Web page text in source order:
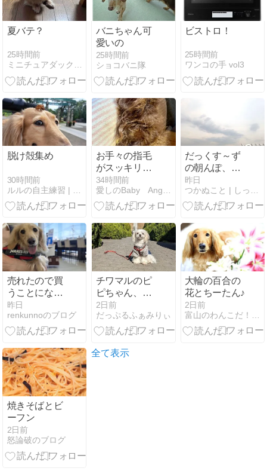
夏バテ？
25時間前
ミニチュアダックス・メルロコ一家の横須賀ストーリー
バニちゃん可
愛いの
25時間前
ショコバニ隊
ビストロ！
25時間前
ワンコの手 vol3
脱け殻集め
30時間前
お手々の指毛
がスッキリし
ました！ あん
よの指毛
は。。
34時間前
愛しのBaby Angels
だっくす～ず
の朝んぽ、久
しぶりに長野
らしい涼しい
朝でした！
昨日
つかぬこと | しっぽの振れる音と日々の「つかぬこと」
売れたので買
うことになり
ました
昨日
renkunnoのブログ
チワマルのピ
ピちゃん、横
浜港シンボル
タワーへ☆彡
2日前
だっぷるふぁみりぃ
大輪の百合の
花とちーたん♪
2日前
富山のわんこだ！ぼん！2
焼きそばとビ
ーフン
2日前
怒論破のブログ
全て表示